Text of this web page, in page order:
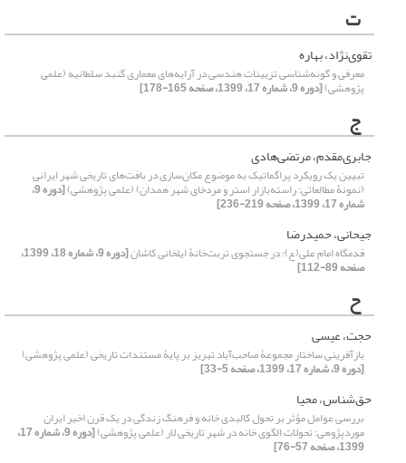
ت
تقوی‌نژاد، بهاره
معرفی و گونه‌شناسی تزیینات هندسی در آرایه‌های معماری گنبد سلطانیه (علمی
پژوهشی)[دوره 9، شماره 17، 1399، صفحه 165-178]
ج
جابری‌مقدم، مرتضی‌هادی
تبیین یک رویکرد پراگماتیک به موضوع مکان‌سازی در بافت‌های تاریخی شهر ایرانی
(نمونۀ مطالعاتی: راسته‌بازار استر و مردخای شهر همدان) (علمی پژوهشی) [دوره 9،
شماره 17، 1399، صفحه 219-236]
جیحانی، حمیدرضا
قدمگاه امام علی(ع)؛ در جستجوی تربت‌خانۀ ایلخانی کاشان [دوره 9، شماره 18، 1399،
صفحه 89-112]
ح
حجت، عیسی
بازآفرینی ساختار مجموعۀ صاحب‌آباد تبریز بر پایۀ مستندات تاریخی (علمی پژوهشی)
[دوره 9، شماره 17، 1399، صفحه 5-33]
حق‌شناس، محیا
بررسی عوامل مؤثر بر تحول کالبدی خانه و فرهنگ زندگی در یک قرن اخیر ایران
موردپژوهی: تحولات الگوی خانه در شهر تاریخی لار (علمی پژوهشی) [دوره 9، شماره 17،
1399، صفحه 57-76]